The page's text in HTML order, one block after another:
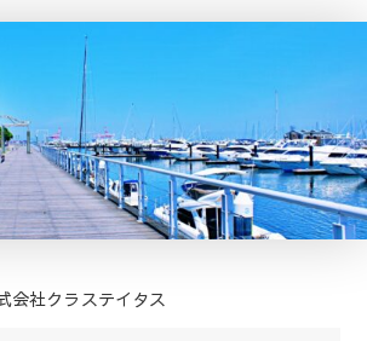
会社クラステイタス